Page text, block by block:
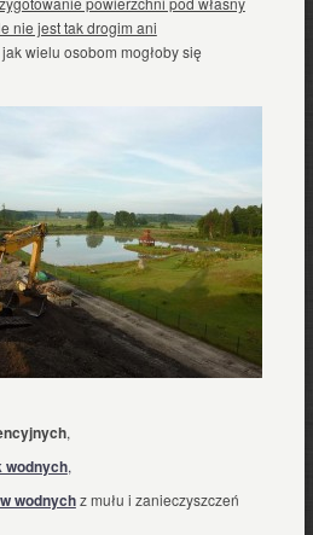
nie jest tak drogim ani
jak wielu osobom mogłoby się
,
wodnych,
wodnychz mułu i zanieczyszczeń